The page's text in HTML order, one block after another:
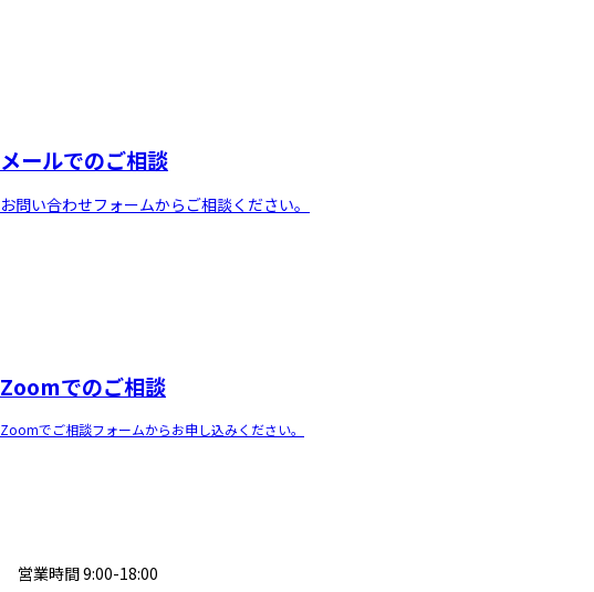
メールでのご相談
お問い合わせフォームからご相談ください。
Zoomでのご相談
Zoomでご相談フォームからお申し込みください。
営業時間 9:00-18:00